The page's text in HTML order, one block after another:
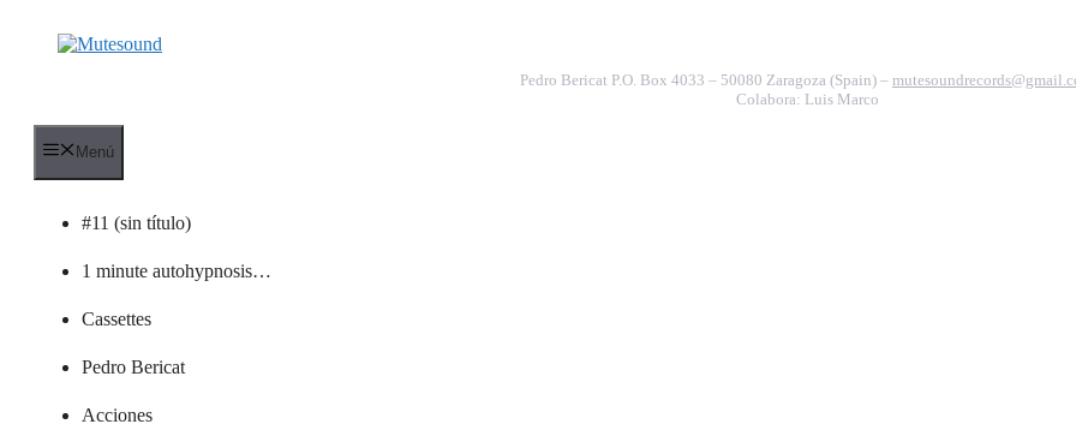
Pedro Bericat P.O. Box 4033 – 50080 Zaragoza (Spain) –
Colabora: Luis Marco
Menú
#11 (sin título)
1 minute autohypnosis…
Cassettes
Pedro Bericat
Acciones